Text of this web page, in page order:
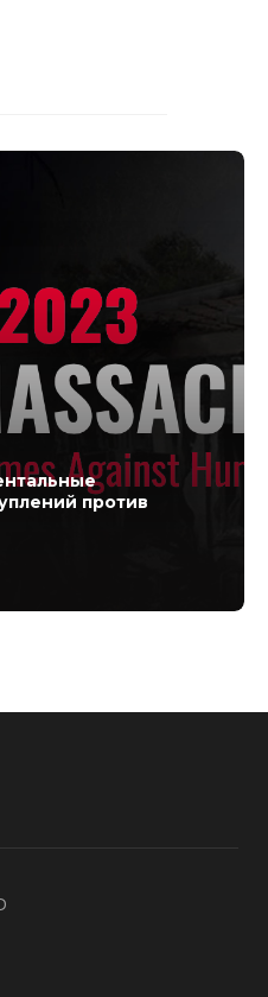
против